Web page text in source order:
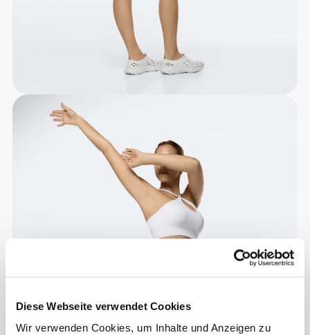
Diese Webseite verwendet Cookies
Wir verwenden Cookies, um Inhalte und Anzeigen zu